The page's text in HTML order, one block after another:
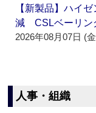
【新製品】ハイ
減 CSLベーリン
2026年08月07日 (
人事・組織